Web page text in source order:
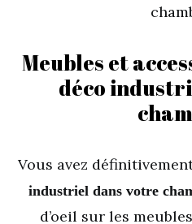
Meubles et
déco
Vous avez
industriel dans votre
d’oeil sur les